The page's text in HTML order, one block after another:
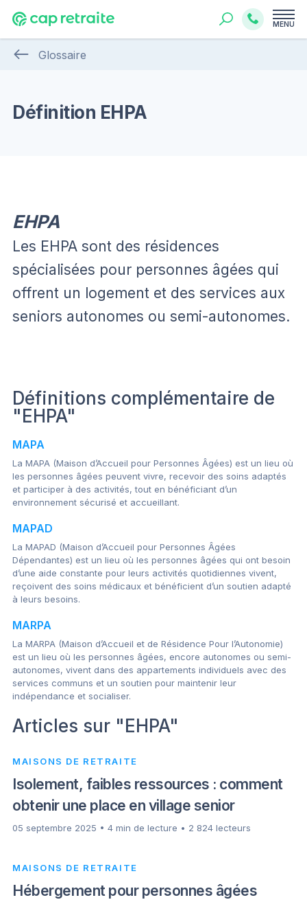
MENU
Glossaire
Définition EHPA
EHPA
Les EHPA sont des résidences
spécialisées pour personnes âgées qui
offrent un logement et des services aux
seniors autonomes ou semi-autonomes.
Définitions complémentaire de
"EHPA"
MAPA
La MAPA (Maison d’Accueil pour Personnes Âgées) est un lieu où
les personnes âgées peuvent vivre, recevoir des soins adaptés
et participer à des activités, tout en bénéficiant d’un
environnement sécurisé et accueillant.
MAPAD
La MAPAD (Maison d’Accueil pour Personnes Âgées
Dépendantes) est un lieu où les personnes âgées qui ont besoin
d’une aide constante pour leurs activités quotidiennes vivent,
reçoivent des soins médicaux et bénéficient d’un soutien adapté
à leurs besoins.
MARPA
La MARPA (Maison d’Accueil et de Résidence Pour l’Autonomie)
est un lieu où les personnes âgées, encore autonomes ou semi-
autonomes, vivent dans des appartements individuels avec des
services communs et un soutien pour maintenir leur
indépendance et socialiser.
Articles sur "EHPA"
MAISONS DE RETRAITE
Isolement, faibles ressources : comment
obtenir une place en village senior
05 septembre 2025 • 4 min de lecture • 2 824 lecteurs
MAISONS DE RETRAITE
Hébergement pour personnes âgées